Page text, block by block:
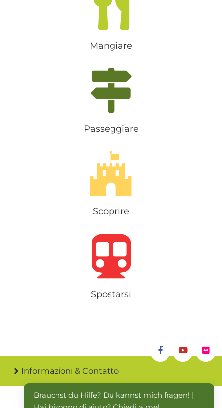
Mangiare
Passeggiare
Scoprire
Spostarsi
Informazioni & Contatto
Brauchst du Hilfe? Du kannst mich fragen! |